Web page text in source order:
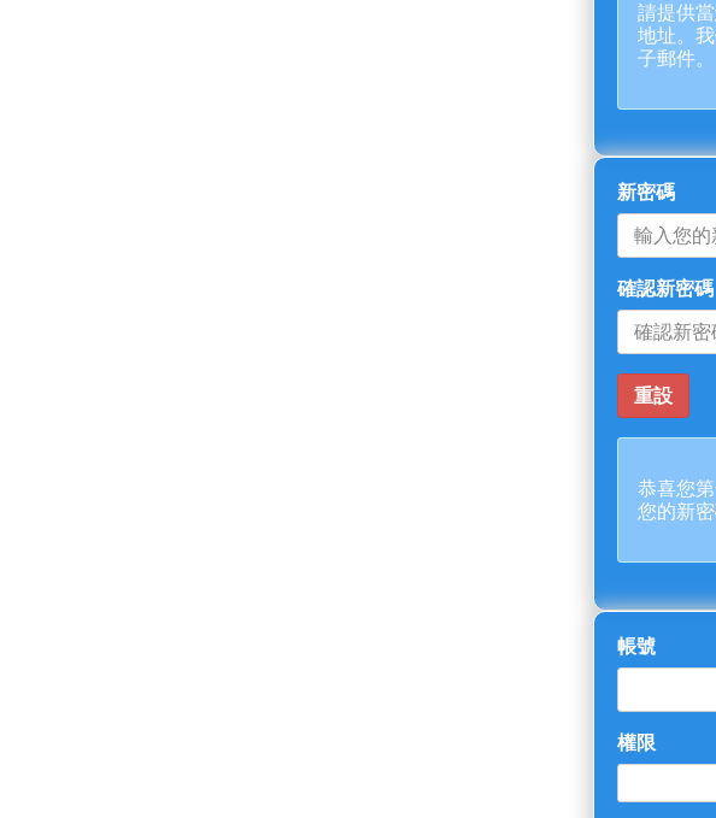
請提供
地址。
子郵件。
新密碼
確認新密碼
恭喜您
您的新密
帳號
權限